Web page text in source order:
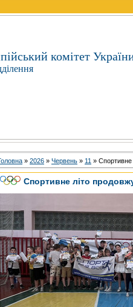
комітет
» 2026 » Червень » 11 » Спортивне
Спортивне літо